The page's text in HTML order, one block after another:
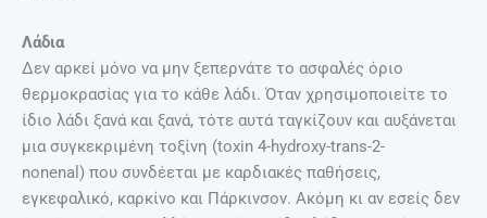
Λάδια
Δεν αρκεί μόνο να μην ξεπερνάτε το ασφαλές όριο
θερμοκρασίας για το κάθε λάδι. Όταν χρησιμοποιείτε το
ίδιο λάδι ξανά και ξανά, τότε αυτά ταγκίζουν και αυξάνεται
μια συγκεκριμένη τοξίνη (toxin 4-hydroxy-trans-2-
nonenal) που συνδέεται με καρδιακές παθήσεις,
εγκεφαλικό, καρκίνο και Πάρκινσον. Ακόμη κι αν εσείς δεν